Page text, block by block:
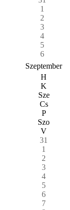
1
2
3
4
5
6
Szeptember
H
K
Sze
Cs
P
Szo
V
31
1
2
3
4
5
6
7